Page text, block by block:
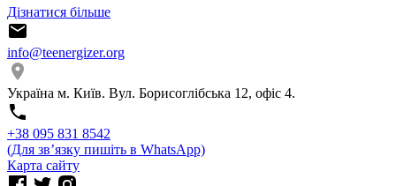
Дізнатися більше
info@teenergizer.org
Україна м. Київ. Вул. Борисоглібська 12, офіс 4.
⁨+38 095 831 8542⁩
(Для звʼязку пишіть в WhatsApp)
Карта сайту